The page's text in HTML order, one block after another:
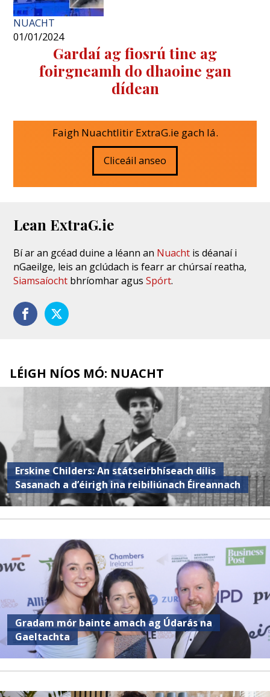
NUACHT
01/01/2024
Gardaí ag fiosrú tine ag
foirgneamh do dhaoine gan
dídean
Faigh Nuachtlitir ExtraG.ie gach lá.
Cliceáil anseo
Lean ExtraG.ie
Bí ar an gcéad duine a léann an Nuacht is déanaí i
nGaeilge, leis an gclúdach is fearr ar chúrsaí reatha,
Siamsaíocht bhríomhar agusSpórt.
LÉIGH NÍOS MÓ: NUACHT
Erskine Childers: An státseirbhíseach dílis
Sasanach a d’éirigh ina reibiliúnach Éireannach
Gradam mór bainte amach ag Údarás na
Gaeltachta